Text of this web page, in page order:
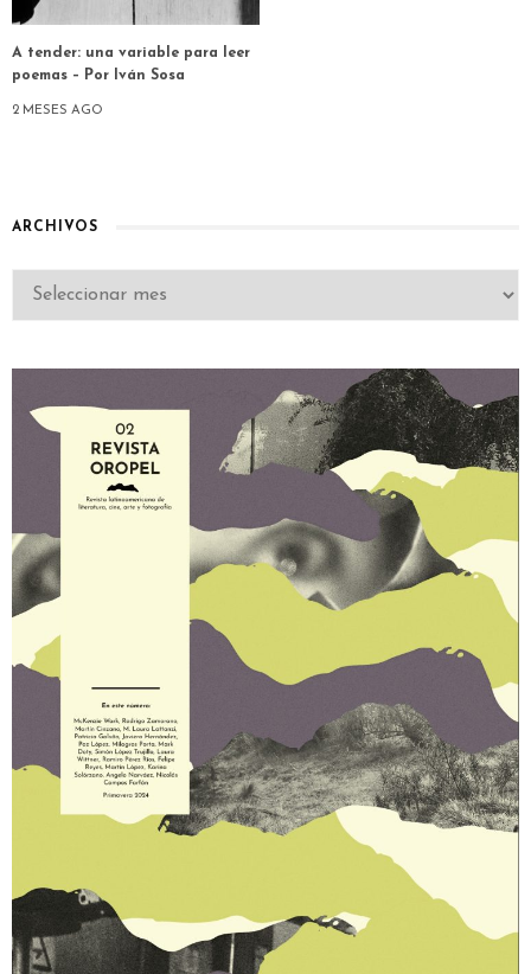
A tender: una variable para leer
poemas – Por Iván Sosa
2 MESES AGO
ARCHIVOS